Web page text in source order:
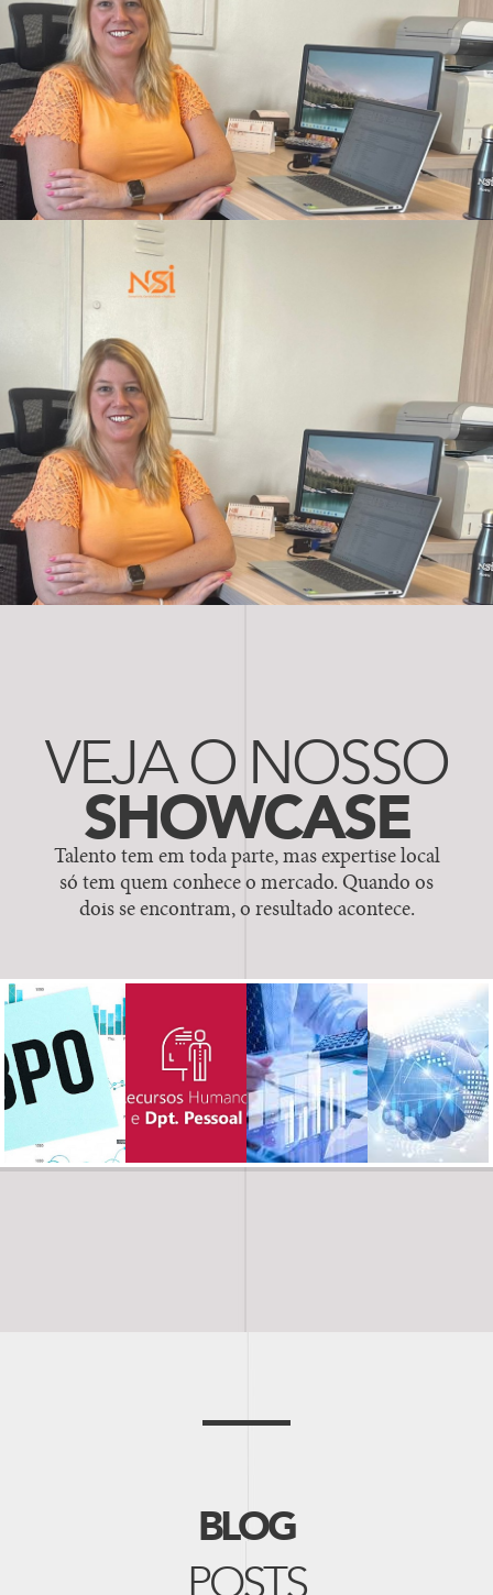
VEJA O NOSSO
SHOWCASE
Talento tem em toda parte, mas expertise local
só tem quem conhece o mercado. Quando os
dois se encontram, o resultado acontece.
BLOG
POSTS